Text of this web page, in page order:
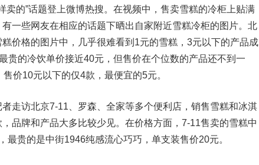
的”话题登上微博热搜。在视频中，售卖雪糕的冷柜上贴满
一些网友在相应的话题下晒出自家附近雪糕冷柜的图片。北
价格的图片中，几乎很难看到1元的雪糕，3元以下的产品成
贵的冷饮单价接近40元，但售价在个位数的产品还不到一
价10元以下的仅4款，最便宜的5元。
访北京7-11、罗森、全家等多个便利店，销售雪糕和冰淇
品牌和产品大多比较少见。在价格方面，7-11售卖的雪糕中
最贵的是中街1946纯感流心巧巧，单支装售价20元。